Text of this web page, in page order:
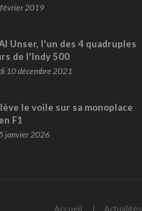
2019
Unser, l'un des 4 quadruples
de l'Indy 500
10 décembre 2021
le voile sur sa monoplace
F1
janvier 2026
Accueil Actualités